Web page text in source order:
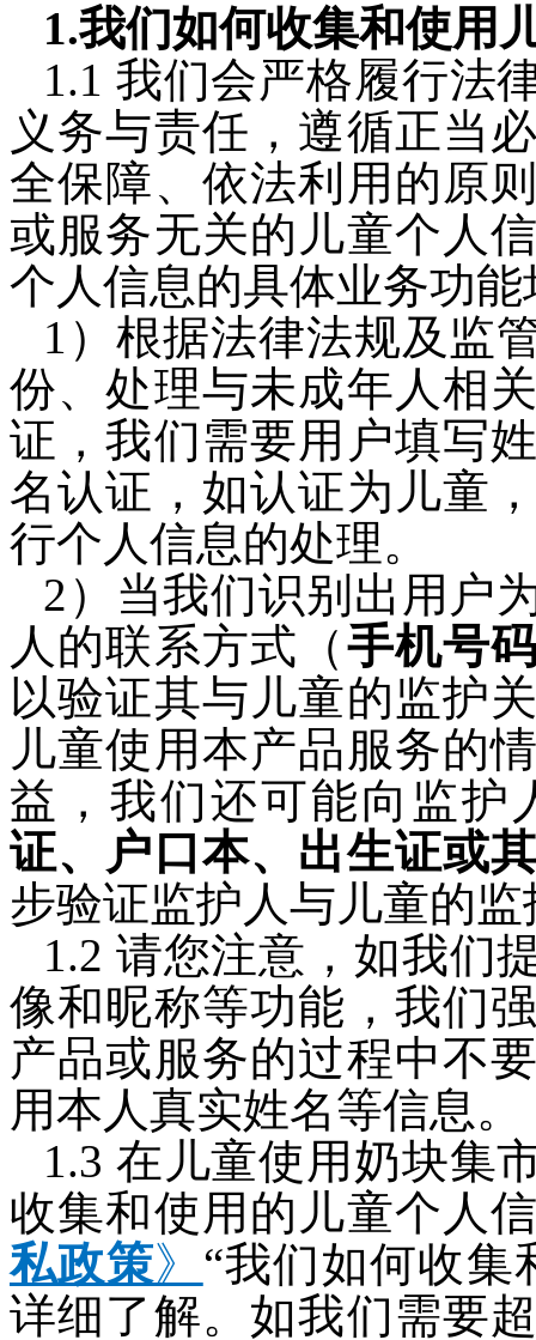
1.我们如何收集和使用
1.1 我们会严格履行法
义务与责任，遵循正当
全保障、依法利用的原
或服务无关的儿童个人
个人信息的具体业务功
1） 根据法律法规及监
份、处理与未成年人相
证，我们需要用户填写
名认证，如认证为儿童
行个人信息的处理。
2） 当我们识别出用户
人的联系方式（手机号
以验证其与儿童的监护
儿童使用本产品服务的
益，我们还可能向监护
证、户口本、出生证或
步验证监护人与儿童的
1.2 请您注意，如我们
像和昵称等功能，我们
产品或服务的过程中不
用本人真实姓名等信息。
1.3 在儿童使用奶块集
收集和使用的儿童个人
私政策》 “我们如何收集
详细了解。如我们需要